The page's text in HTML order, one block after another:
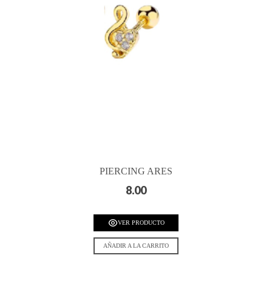
PIERCING ARES
8.00
VER PRODUCTO
AÑADIR A LA CARRITO